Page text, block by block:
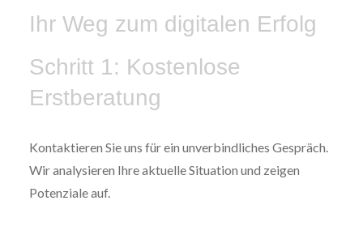
Ihr Weg zum digitalen Erfolg
Schritt 1: Kostenlose
Erstberatung
Kontaktieren Sie uns für ein unverbindliches Gespräch.
Wir analysieren Ihre aktuelle Situation und zeigen
Potenziale auf.